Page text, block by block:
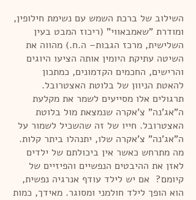
השילוב של ברכת השמש עם נשימת חילופין,
ומודרת "שאמבאווי" (ריכוז המבט בעין
השלישית, מרכז הגבות– ה.ח.) מהווה את
השיטה עתיקת היומין אותה הציעו היוגים
והרישים, החכמים הקדמונים, כמתכון
להאטת הניוון של בלוטת האצטרובל.
תרגולים אלו מסייעים לשמר את מקלעת
ה"אג'נה" צ'אקרה שנמצאת מול בלוטת
האצטרובל. חייו של זה שהשכיל לשמור על
ה"אג'נה" צ'אקרה שלו, יתנהלו ביתר קלות.
מה מתרחש כאשר אין ביכולתם של ילדים
לאזן את ההיבטים הנפשיים והפיזיים של
קיומם? אם יש לילד עודף אנרגיה נפשית,
הוא הופך לילד חולמני ומסוגר. מאידך, כמות